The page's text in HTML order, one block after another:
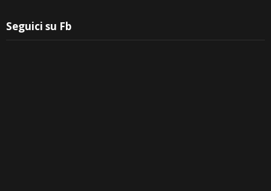
Seguici su Fb